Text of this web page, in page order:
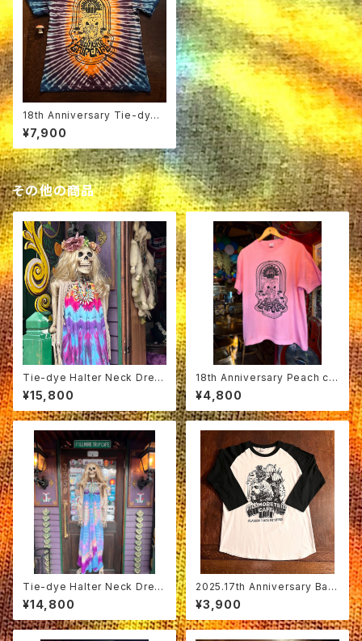
18th Anniversary Tie-dye
T-shirt size M 18-12
¥7,900
その他の商品
Tie-dye Halter Neck Dres
ses
¥15,800
18th Anniversary Peach col
or
¥4,800
Tie-dye Halter Neck Dres
ses A
¥14,800
2025.17th Anniversary Bas
¥3,900